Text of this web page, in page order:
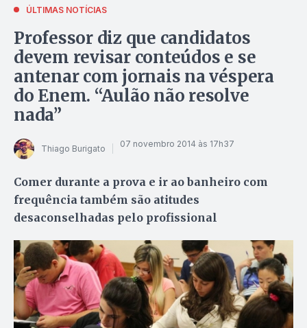
ÚLTIMAS NOTÍCIAS
Professor diz que candidatos
devem revisar conteúdos e se
antenar com jornais na véspera
do Enem. “Aulão não resolve
nada”
Thiago Burigato 07 novembro 2014 às 17h37
Comer durante a prova e ir ao banheiro com
frequência também são atitudes
desaconselhadas pelo profissional